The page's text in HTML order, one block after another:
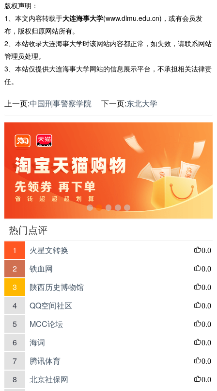
版权声明：
1、本文内容转载于大连海事大学(www.dlmu.edu.cn)，或有会员发
布，版权归原网站所有。
2、本站收录大连海事大学时该网站内容都正常，如失效，请联系网站
管理员处理。
3、本站仅提供大连海事大学网站的信息展示平台，不承担相关法律责
任。
上一页:中国刑事警察学院 下一页:东北大学
热门点评
1 火星文转换 0.0
2 铁血网 0.0
3 陕西历史博物馆 0.0
4 QQ空间社区 0.0
5 MCC论坛 0.0
6 海词 0.0
7 腾讯体育 0.0
8 北京社保网 0.0